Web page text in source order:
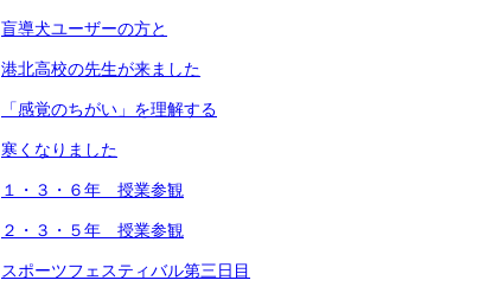
盲導犬ユーザーの方と
港北高校の先生が来ました
「感覚のちがい」を理解する
寒くなりました
１・３・６年 授業参観
２・３・５年 授業参観
スポーツフェスティバル第三日目